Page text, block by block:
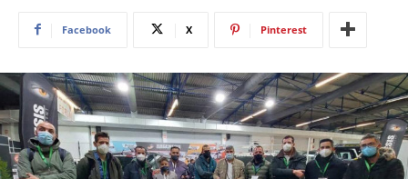
Facebook X Pinterest